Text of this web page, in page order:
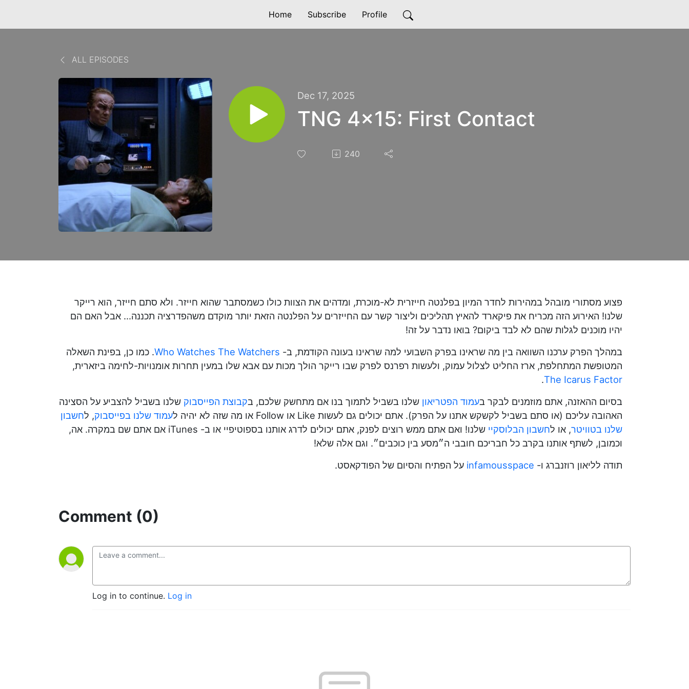
Home Subscribe Profile
ALL EPISODES
Dec 17, 2025
TNG 4x15: First Contact
240
פצוע מסתורי מובהל במהירות לחדר המיון בפלנטה חייזרית לא-מוכרת, ומדהים את הצוות כולו כשמסתבר שהוא חייזר. ולא סתם חייזר, הוא רייקר
שלנו! האירוע הזה מכריח את פיקארד להאיץ תהליכים וליצור קשר עם החייזרים על הפלנטה הזאת יותר מוקדם משהפדרציה תכננה... אבל האם הם
יהיו מוכנים לגלות שהם לא לבד ביקום? בואו נדבר על זה!
במהלך הפרק ערכנו השוואה בין מה שראינו בפרק השבועי למה שראינו בעונה הקודמת, ב- Who Watches The Watchers. כמו כן, בפינת השאלה
המטופשת המתחלפת, ארז החליט לצלול עמוק, ולעשות רפרנס לפרק שבו רייקר הולך מכות עם אבא שלו במעין תחרות אומנויות-לחימה ביזארית,
The Icarus Factor
.
בסיום ההאזנה, אתם מוזמנים לבקר בעמוד הפטריאון שלנו בשביל לתמוך בנו אם מתחשק שלכם, בקבוצת הפייסבוק שלנו בשביל להצביע על הסצינה
האהובה עליכם (או סתם בשביל לקשקש אתנו על הפרק). אתם יכולים גם לעשות Like או Follow או מה שזה לא יהיה ל
עמוד שלנו בפייסבוק, לחשבון
שלנו בטוויטר, או לחשבון הבלוסקיי
שלנו! ואם אתם ממש רוצים לפנק, אתם יכולים לדרג אותנו בספוטיפיי או ב- iTunes אם אתם שם במקרה. אה,
וכמובן, לשתף אותנו בקרב כל חבריכם חובבי ה״מסע בין כוכבים״. וגם אלה שלא!
תודה לליאון רוזנברג ו- infamousspace על הפתיח והסיום של הפודקאסט.
Comment (0)
Log in to continue. Log in